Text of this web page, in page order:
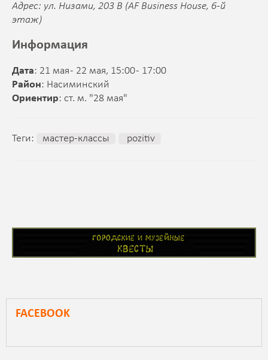
Адрес: ул. Низами, 203 B (AF Business House, 6-й
этаж)
Информация
Дата: 21 мая - 22 мая, 15:00 - 17:00
Район: Насиминский
Ориентир: ст. м. "28 мая"
Теги: мастер-классы pozitiv
FACEBOOK